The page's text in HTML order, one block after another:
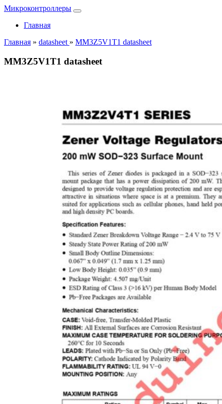
Микроконтроллеры
Главная
Главная » datasheet » MM3Z5V1T1 datasheet
MM3Z5V1T1 datasheet